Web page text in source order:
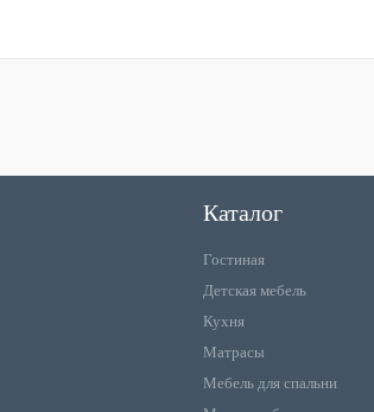
Каталог
Гостиная
Детская мебель
Кухня
Матрасы
Мебель для спальни